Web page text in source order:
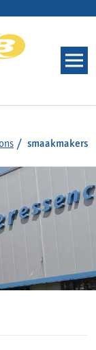
smaakmakers